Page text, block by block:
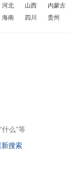
河北 山西 内蒙古
海南 四川 贵州
什么”等
新搜索